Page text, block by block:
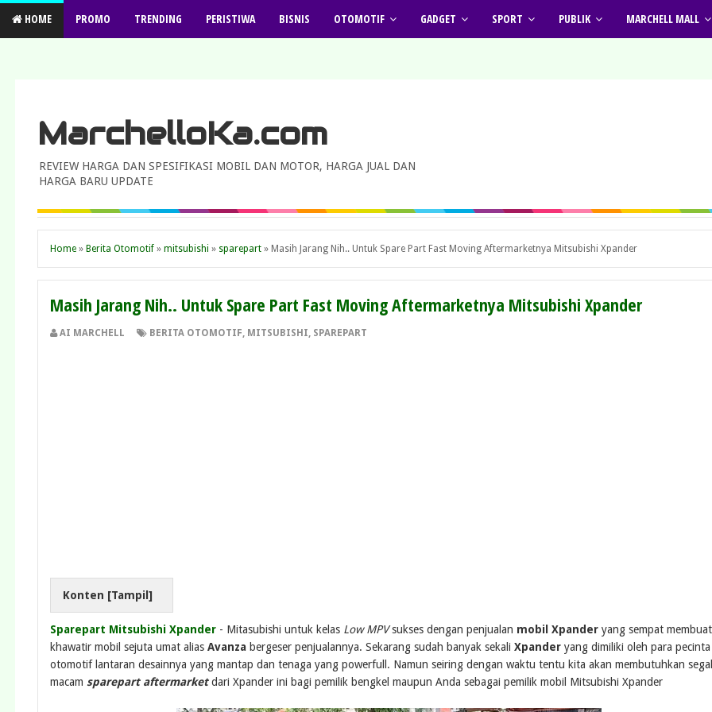
HOME PROMO TRENDING PERISTIWA BISNIS OTOMOTIF GADGET SPORT PUBLIK MARCHELL MALL
MarchelloKa.com
REVIEW HARGA DAN SPESIFIKASI MOBIL DAN MOTOR, HARGA JUAL DAN
HARGA BARU UPDATE
Home » Berita Otomotif » mitsubishi » sparepart » Masih Jarang Nih.. Untuk Spare Part Fast Moving Aftermarketnya Mitsubishi Xpander
Masih Jarang Nih.. Untuk Spare Part Fast Moving Aftermarketnya Mitsubishi Xpander
AI MARCHELL BERITA OTOMOTIF, MITSUBISHI, SPAREPART
Konten [Tampil ]
Sparepart Mitsubishi Xpander - Mitasubishi untuk kelas Low MPVsukses dengan penjualan mobil Xpander yang sempat membuat
khawatir mobil sejuta umat alias Avanza bergeser penjualannya. Sekarang sudah banyak sekali Xpander yang dimiliki oleh para pecinta
otomotif lantaran desainnya yang mantap dan tenaga yang powerfull. Namun seiring dengan waktu tentu kita akan membutuhkan
macam sparepart aftermarketdari Xpander ini bagi pemilik bengkel maupun Anda sebagai pemilik mobil Mitsubishi Xpander